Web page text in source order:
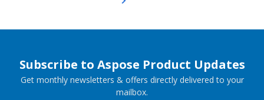
Subscribe to Aspose Product Updates
Get monthly newsletters & offers directly delivered to your
mailbox.